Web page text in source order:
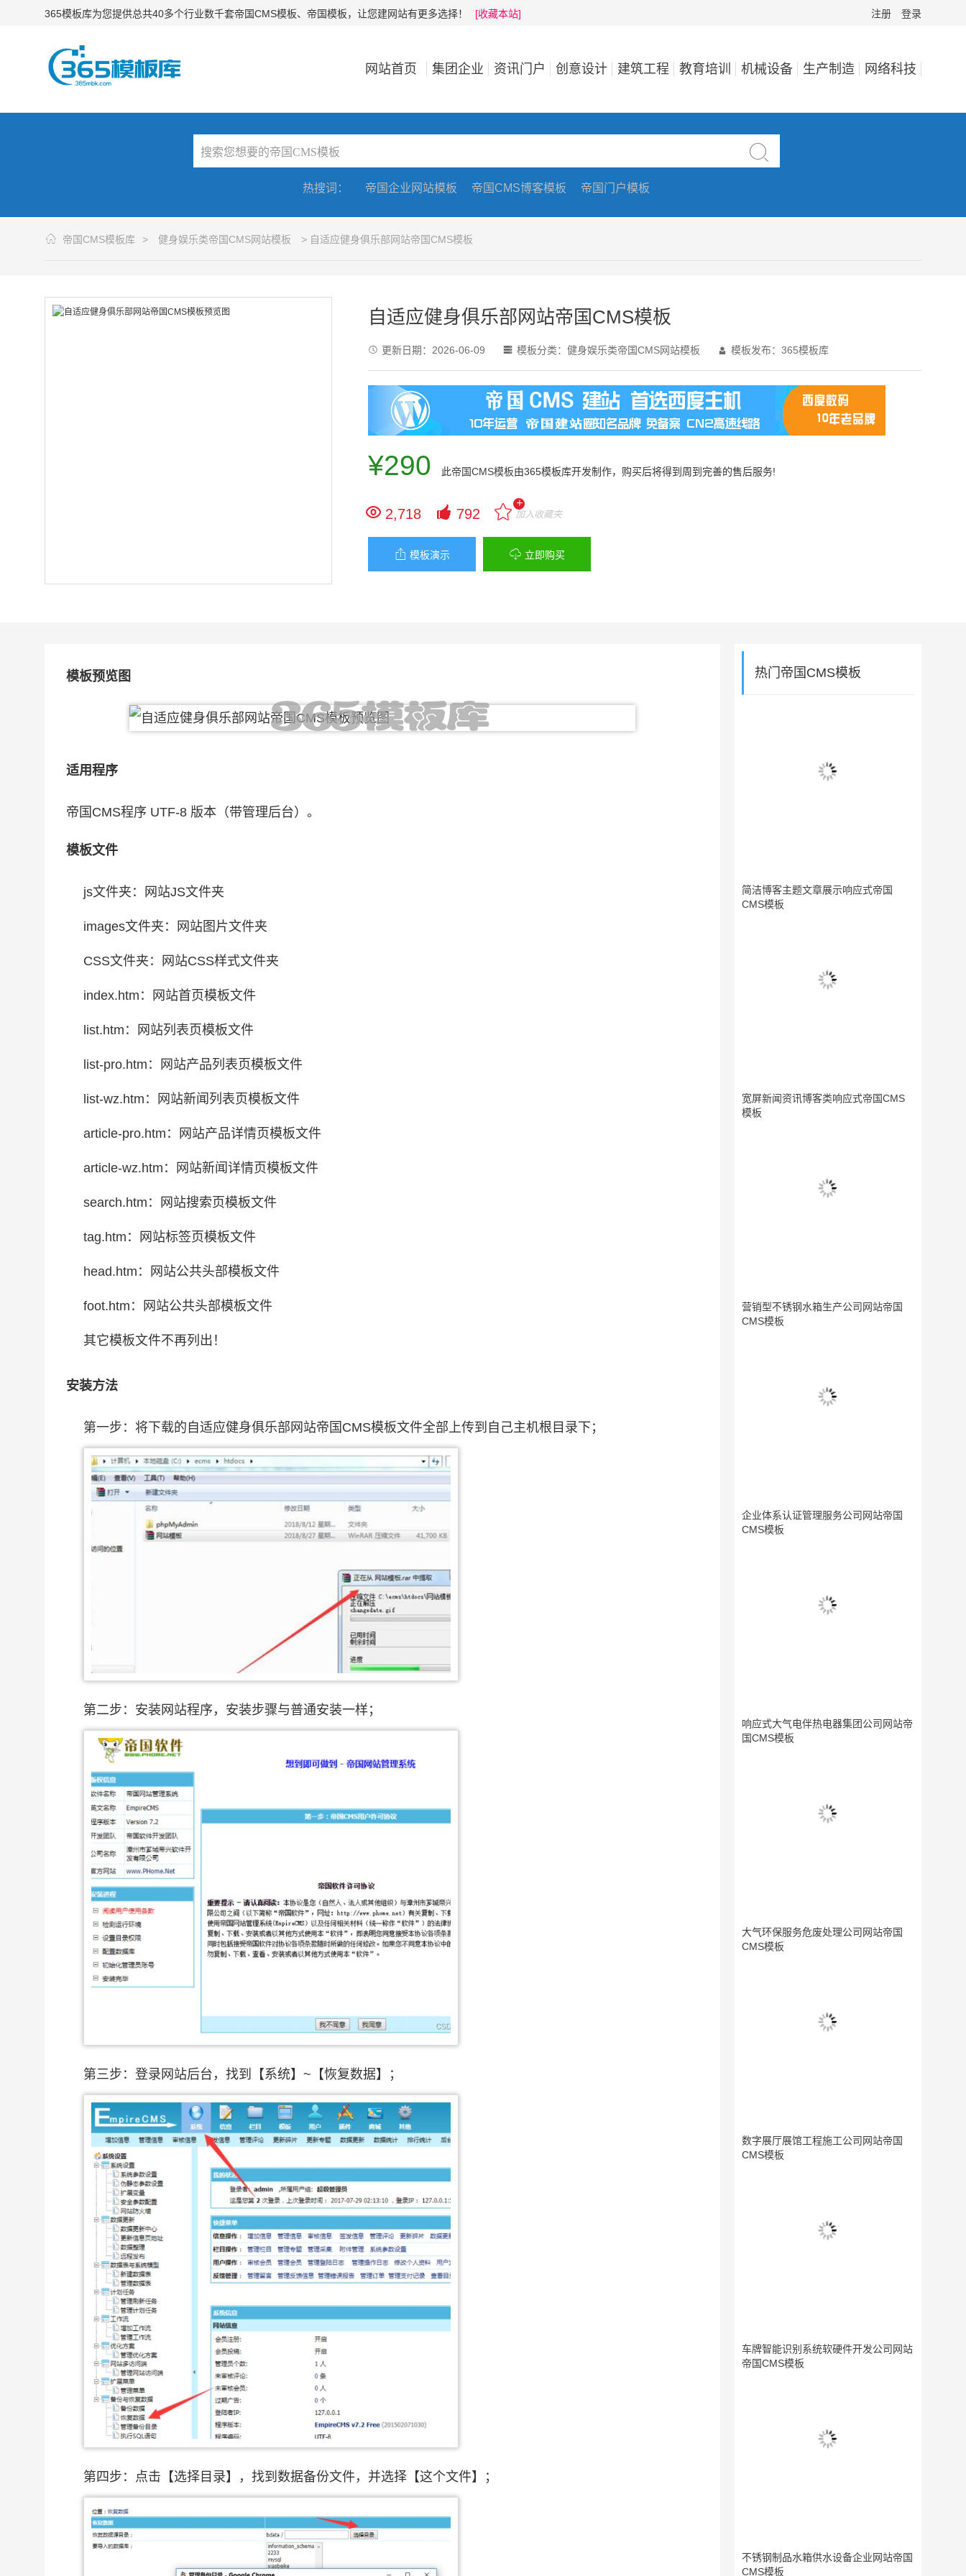
365模板库为您提供总共40多个行业数千套帝国CMS模板、帝国模板，让您建网站有更多选择！ [收藏本站] 注册 登录
网站首页 集团企业 资讯门户 创意设计 建筑工程 教育培训 机械设备 生产制造 网络科技

热搜词： 帝国企业网站模板 帝国CMS博客模板 帝国门户模板
帝国CMS模板库 > 健身娱乐类帝国CMS网站模板 > 自适应健身俱乐部网站帝国CMS模板
自适应健身俱乐部网站帝国CMS模板
 更新日期： 2026-06-09  模板分类： 健身娱乐类帝国CMS网站模板  模板发布：365模板库
¥290 此帝国CMS模板由365模板库开发制作，购买后将得到周到完善的售后服务!
 2,718  792
+
加入收藏夹
 模板演示  立即购买
模板预览图
适用程序
帝国CMS程序 UTF-8 版本（带管理后台）。
模板文件
js文件夹：网站JS文件夹
images文件夹：网站图片文件夹
CSS文件夹：网站CSS样式文件夹
index.htm：网站首页模板文件
list.htm：网站列表页模板文件
list-pro.htm：网站产品列表页模板文件
list-wz.htm：网站新闻列表页模板文件
article-pro.htm：网站产品详情页模板文件
article-wz.htm：网站新闻详情页模板文件
search.htm：网站搜索页模板文件
tag.htm：网站标签页模板文件
head.htm：网站公共头部模板文件
foot.htm：网站公共头部模板文件
其它模板文件不再列出！
安装方法
第一步：将下载的自适应健身俱乐部网站帝国CMS模板文件全部上传到自己主机根目录下；
第二步：安装网站程序，安装步骤与普通安装一样；
第三步：登录网站后台，找到【系统】~【恢复数据】；
第四步：点击【选择目录】，找到数据备份文件，并选择【这个文件】；
热门帝国CMS模板
简洁博客主题文章展示响应式帝国
CMS模板
宽屏新闻资讯博客类响应式帝国CMS
模板
营销型不锈钢水箱生产公司网站帝国
CMS模板
企业体系认证管理服务公司网站帝国
CMS模板
响应式大气电伴热电器集团公司网站帝
国CMS模板
大气环保服务危废处理公司网站帝国
CMS模板
数字展厅展馆工程施工公司网站帝国
CMS模板
车牌智能识别系统软硬件开发公司网站
帝国CMS模板
不锈钢制品水箱供水设备企业网站帝国
CMS模板